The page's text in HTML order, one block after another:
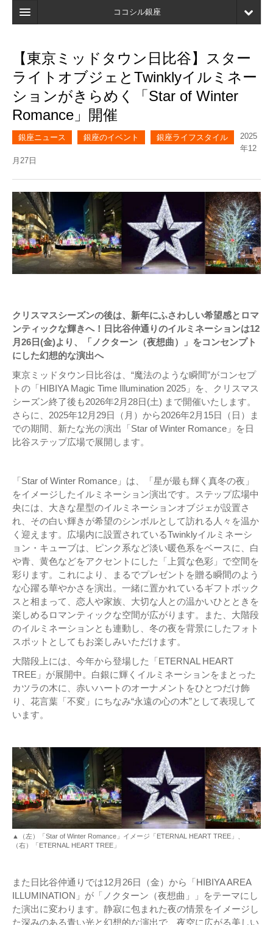
ココシル銀座
検索
店舗・施設最新情報
口コミ
マイページ
ブックマーク
【東京ミッドタウン日比谷】スター
ライトオブジェとTwinklyイルミネー
ションがきらめく「Star of Winter
Romance」開催
銀座ニュース 銀座のイベント 銀座ライフスタイル
2025
年12
月27日
クリスマスシーズンの後は、新年にふさわしい希望感とロマ
ンティックな輝きへ！日比谷仲通りのイルミネーションは12
月26日(金)より、「ノクターン（夜想曲）」をコンセンプト
にした幻想的な演出へ
東京ミッドタウン日比谷は、“魔法のような瞬間”がコンセプ
トの「HIBIYA Magic Time Illumination 2025」を、クリスマス
シーズン終了後も2026年2月28日(土) まで開催いたします。
さらに、2025年12月29日（月）から2026年2月15日（日）ま
での期間、新たな光の演出「Star of Winter Romance」を日
比谷ステップ広場で展開します。
「Star of Winter Romance」は、「星が最も輝く真冬の夜」
をイメージしたイルミネーション演出です。ステップ広場中
央には、大きな星型のイルミネーションオブジェが設置さ
れ、その白い輝きが希望のシンボルとして訪れる人々を温か
く迎えます。広場内に設置されているTwinklyイルミネーシ
ョン・キューブは、ピンク系など淡い暖色系をベースに、白
や青、黄色などをアクセントにした「上質な色彩」で空間を
彩ります。これにより、まるでプレゼントを贈る瞬間のよう
な心躍る華やかさを演出。一緒に置かれているギフトボック
スと相まって、恋人や家族、大切な人との温かいひとときを
楽しめるロマンティックな空間が広がります。また、大階段
のイルミネーションとも連動し、冬の夜を背景にしたフォト
スポットとしてもお楽しみいただけます。
大階段上には、今年から登場した「ETERNAL HEART
TREE」が展開中。白銀に輝くイルミネーションをまとった
カツラの木に、赤いハートのオーナメントをひとつだけ飾
り、花言葉「不変」にちなみ“永遠の心の木”として表現して
います。
▲（左）「Star of Winter Romance」イメージ「ETERNAL HEART TREE」、
（右）「ETERNAL HEART TREE」
また日比谷仲通りでは12月26日（金）から「HIBIYA AREA
ILLUMINATION」が「ノクターン（夜想曲」」をテーマにし
た演出に変わります。静寂に包まれた夜の情景をイメージし
た深みのある青い光と幻想的な演出で、夜空に広がる美しい